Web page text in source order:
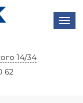
14/34
62